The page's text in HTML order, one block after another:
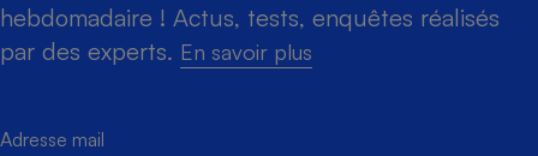
hebdomadaire ! Actus, tests, enquêtes réalisés
par des experts. En savoir plus
Adresse mail